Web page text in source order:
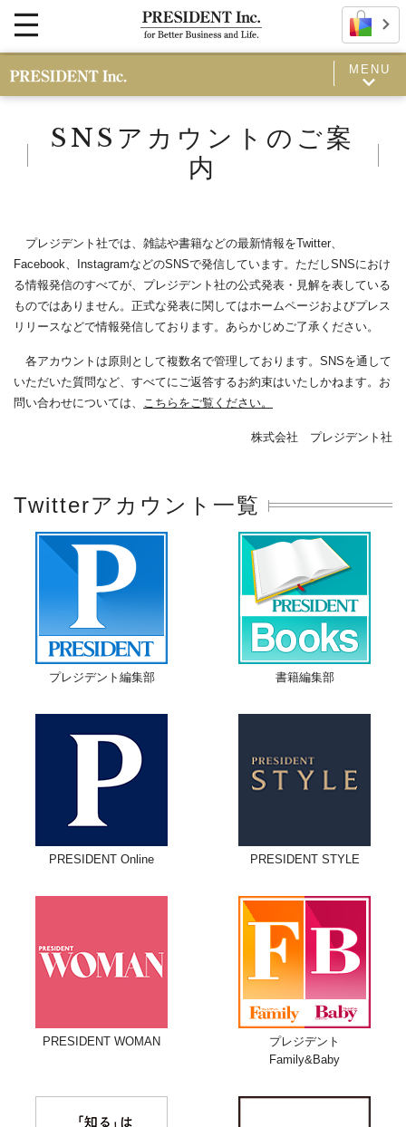
MENU
SNSアカウントのご案
内
プレジデント社では、雑誌や書籍などの最新情報をTwitter、
Facebook、InstagramなどのSNSで発信しています。ただしSNSにおけ
る情報発信のすべてが、プレジデント社の公式発表・見解を表している
ものではありません。正式な発表に関してはホームページおよびプレス
リリースなどで情報発信しております。あらかじめご了承ください。
各アカウントは原則として複数名で管理しております。SNSを通して
いただいた質問など、すべてにご返答するお約束はいたしかねます。お
問い合わせについては、 こちらをご覧ください。
株式会社 プレジデント社
Twitterアカウント一覧
プレジデント編集部 書籍編集部
PRESIDENT Online PRESIDENT STYLE
PRESIDENT WOMAN
プレジデント
Family&Baby